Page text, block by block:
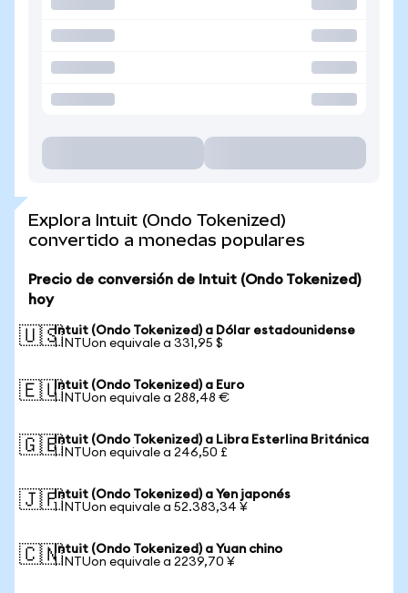
Explora Intuit (Ondo Tokenized)
convertido a monedas populares
Precio de conversión de Intuit (Ondo Tokenized)
hoy
🇺🇸Intuit (Ondo Tokenized) a Dólar estadounidense
1 INTUon equivale a 331,95 $
🇪🇺Intuit (Ondo Tokenized) a Euro
1 INTUon equivale a 288,48 €
🇬🇧Intuit (Ondo Tokenized) a Libra Esterlina Británica
1 INTUon equivale a 246,50 £
🇯🇵Intuit (Ondo Tokenized) a Yen japonés
1 INTUon equivale a 52.383,34 ¥
🇨🇳Intuit (Ondo Tokenized) a Yuan chino
1 INTUon equivale a 2239,70 ¥